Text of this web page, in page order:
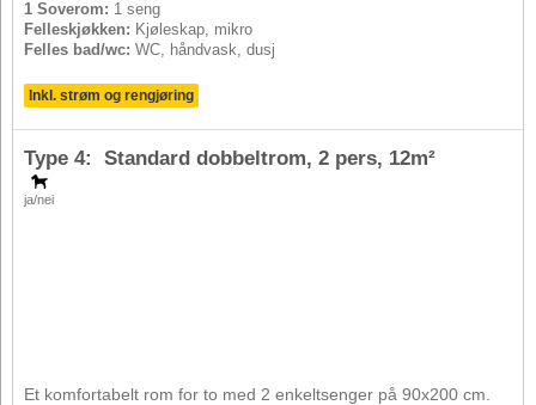
1 Soverom: 1 seng
Felleskjøkken: Kjøleskap, mikro
Felles bad/wc: WC, håndvask, dusj
Inkl. strøm og rengjøring
ja/nei
Type 4: Standard dobbeltrom, 2 pers, 12m²
Et komfortabelt rom for to med 2 enkeltsenger på 90x200 cm.